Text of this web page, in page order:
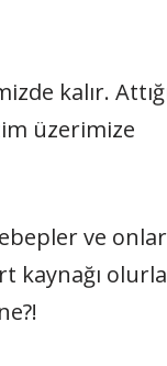
kalır.
üzerimize
ve
kaynağı